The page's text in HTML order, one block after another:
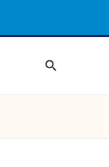
Search